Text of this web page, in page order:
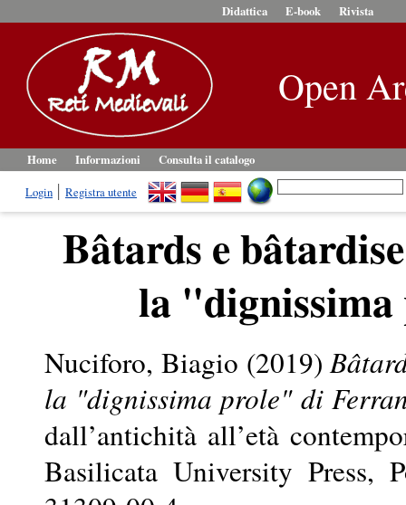
Didattica E-book Rivista
Open
Home Informazioni
Consulta il catalogo
Login
Registra utente
Bâtards e
la
Nuciforo, Biagio (2019)
la "dignissima prole" di
dall’antichità all’età
Basilicata University Press,